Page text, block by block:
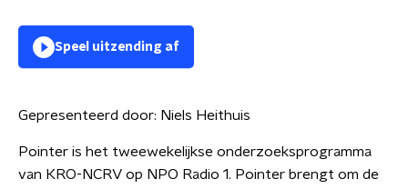
Speel uitzending af
Gepresenteerd door: Niels Heithuis
Pointer is het tweewekelijkse onderzoeksprogramma
van KRO-NCRV op NPO Radio 1. Pointer brengt om de